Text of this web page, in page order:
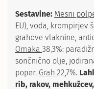
Sestavine: Mesni
EU), voda, krompirjev
grahove vlaknine,
Omaka 38,3%:
sončnično olje,
poper. Grah 22,7%.
rib, rakov,